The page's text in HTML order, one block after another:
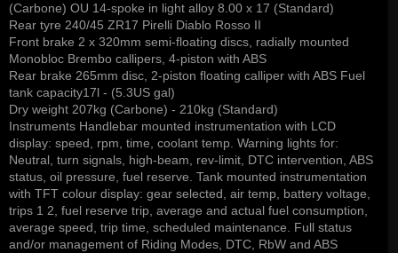
(Carbone) OU 14-spoke in light alloy 8.00 x 17 (Standard)
Rear tyre 240/45 ZR17 Pirelli Diablo Rosso II
Front brake 2 x 320mm semi-floating discs, radially mounted
Monobloc Brembo callipers, 4-piston with ABS
Rear brake 265mm disc, 2-piston floating calliper with ABS Fuel
tank capacity17l - (5.3US gal)
Dry weight 207kg (Carbone) - 210kg (Standard)
Instruments Handlebar mounted instrumentation with LCD
display: speed, rpm, time, coolant temp. Warning lights for:
Neutral, turn signals, high-beam, rev-limit, DTC intervention, ABS
status, oil pressure, fuel reserve. Tank mounted instrumentation
with TFT colour display: gear selected, air temp, battery voltage,
trips 1 2, fuel reserve trip, average and actual fuel consumption,
average speed, trip time, scheduled maintenance. Full status
and/or management of Riding Modes, DTC, RbW and ABS